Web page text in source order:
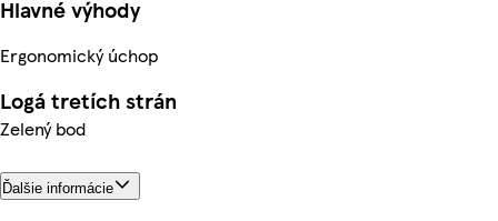
Hlavné výhody
Ergonomický úchop
Logá tretích strán
Zelený bod
Ďalšie informácie